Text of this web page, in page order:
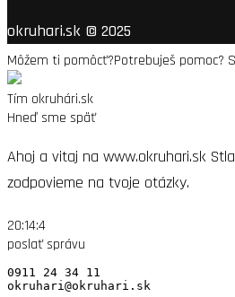
okruhari.sk © 2025
Môžem ti pomôcť?Potrebuješ pomoc?
Tím okruhári.sk
Hneď sme späť
Ahoj a vitaj na www.okruhari.sk
zodpovieme na tvoje otázky.
20:14:4
poslať správu
0911 24 34 11
okruhari@okruhari.sk